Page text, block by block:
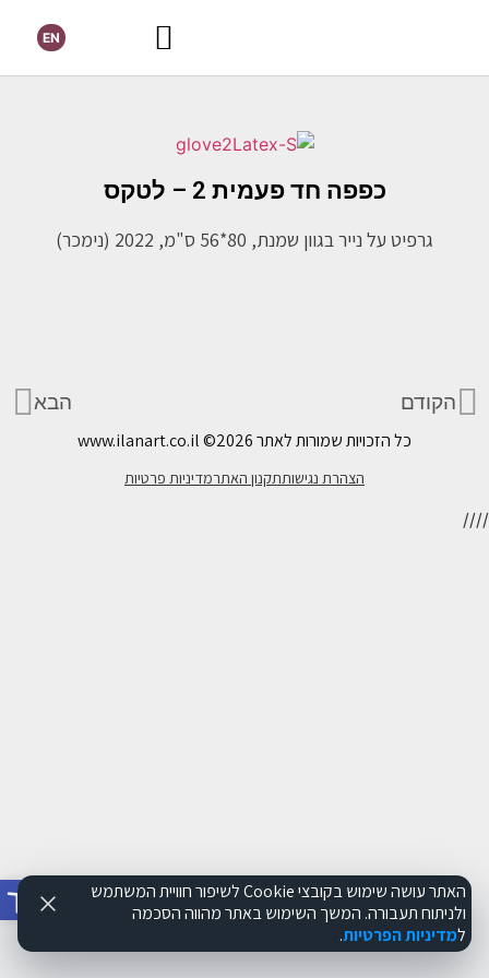
פתח
EN
הקודם הבא
כפפה חד פעמית 2 – לטקס
גרפיט על נייר בגוון שמנת, 80*56 ס"מ, 2022 (נימכר)
כל הזכויות שמורות לאתר www.ilanart.co.il©2026
הצהרת נגישותתקנון האתרמדיניות פרטיות
//
//
האתר עושה שימוש בקובצי Cookie לשיפור חוויית המשתמש
ולניתוח תעבורה. המשך השימוש באתר מהווה הסכמה
למדיניות הפרטיות.